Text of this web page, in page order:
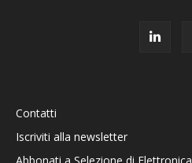
Contatti
Iscriviti alla newsletter